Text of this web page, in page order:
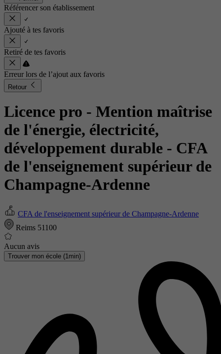
Référencer son établissement
Ajouté à tes favoris
Retiré de tes favoris
Erreur lors de l’ajout aux favoris
Retour
Licence pro - Mention maîtrise
de l'énergie, électricité,
développement durable - CFA
de l'enseignement supérieur de
Champagne-Ardenne
CFA de l'enseignement supérieur de Champagne-Ardenne
Reims 51100
Aucun avis
Trouver mon école (1min)